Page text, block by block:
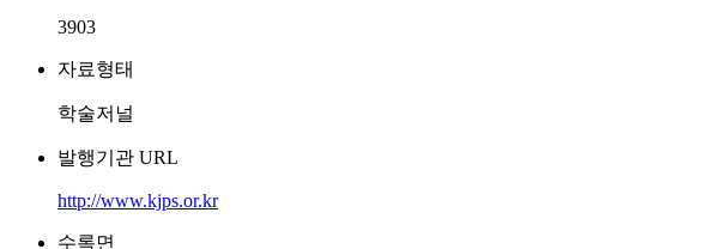
3903
자료형태
학술저널
발행기관 URL
http://www.kjps.or.kr
수록면